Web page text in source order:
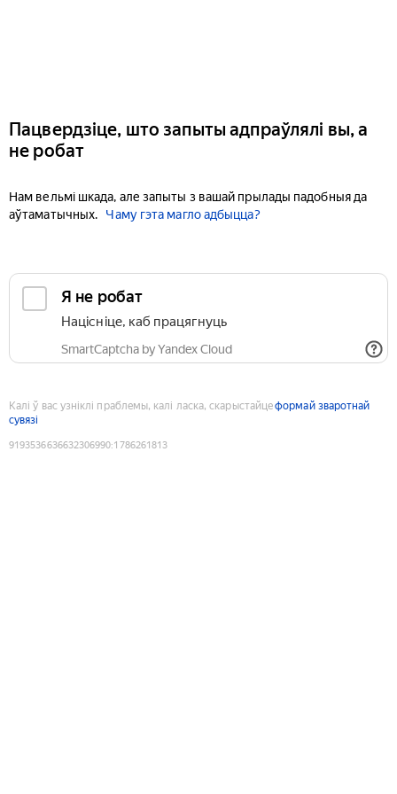
Пацвердзіце, што запыты адпраўлялі вы, а
не робат
Нам вельмі шкада, але запыты з вашай прылады падобныя да
аўтаматычных.
Чаму гэта магло адбыцца?
Я не робат
Націсніце, каб працягнуць
SmartCaptcha by Yandex Cloud
Калі ў вас узніклі праблемы, калі ласка, скарыстайцеформай зваротнай
сувязі
9193536636632306990:1786261813